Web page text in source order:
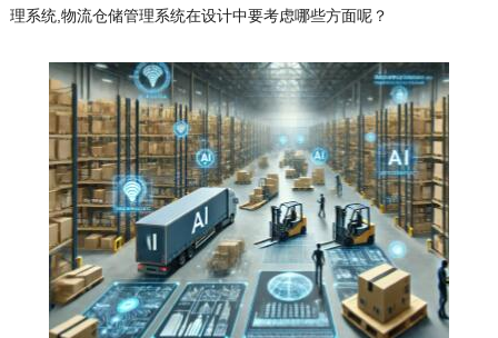
理系统,物流仓储管理系统在设计中要考虑哪些方面呢？